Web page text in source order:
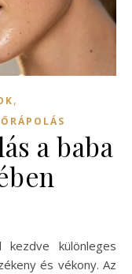
,
a baba
és vékony. Az